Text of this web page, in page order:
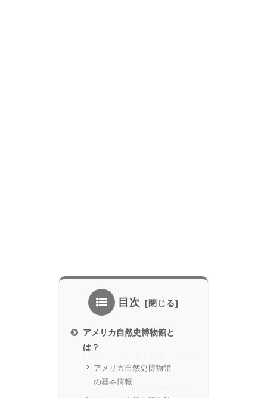
目次
アメリカ自然史博物館と
は？
アメリカ自然史博物館
の基本情報